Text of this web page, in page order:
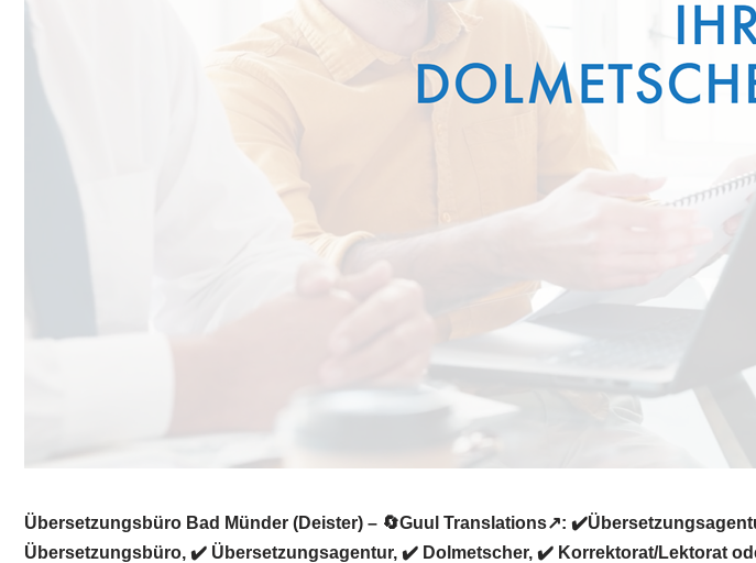
Übersetzungsbüro Bad Münder (Deister) – 🔄Guul Translations↗️:
Übersetzungsbüro, ✔️ Übersetzungsagentur, ✔️ Dolmetscher, ✔️ Korrektorat/Lektorat